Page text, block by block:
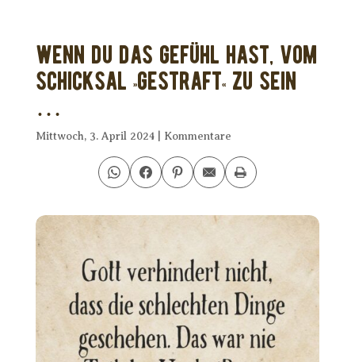
Wenn Du das Gefühl hast, vom
Schicksal »gestraft« zu sein
…
Mittwoch, 3. April 2024| Kommentare